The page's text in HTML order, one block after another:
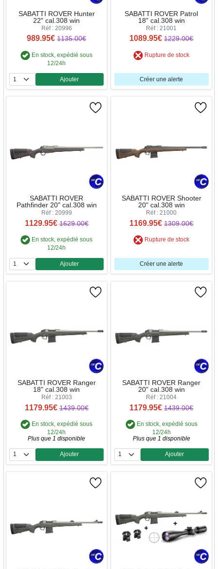
SABATTI ROVER Hunter
22" cal.308 win
Réf : 20996
989.95€ 1135.00€
En stock, expédié sous
12/24h
Quantité
Ajouter
SABATTI ROVER Patrol
18" cal.308 win
Réf : 21001
1089.95€ 1229.00€
Rupture de stock
Créer une alerte
SABATTI ROVER
Pathfinder 20" cal.308 win
Réf : 20999
1129.95€ 1629.00€
En stock, expédié sous
12/24h
Quantité
Ajouter
SABATTI ROVER Shooter
20" cal.308 win
Réf : 21000
1169.95€ 1309.00€
Rupture de stock
Créer une alerte
SABATTI ROVER Ranger
18" cal.308 win
Réf : 21003
1179.95€ 1439.00€
En stock, expédié sous
12/24h
Plus que 1 disponible
Quantité
Ajouter
SABATTI ROVER Ranger
20" cal.308 win
Réf : 21004
1179.95€ 1439.00€
En stock, expédié sous
12/24h
Plus que 1 disponible
Quantité
Ajouter